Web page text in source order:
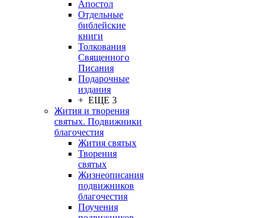
Апостол
Отдельные
библейские
книги
Толкования
Священного
Писания
Подарочные
издания
+ ЕЩЕ 3
Жития и творения
святых. Подвижники
благочестия
Жития святых
Творения
святых
Жизнеописания
подвижников
благочестия
Поучения